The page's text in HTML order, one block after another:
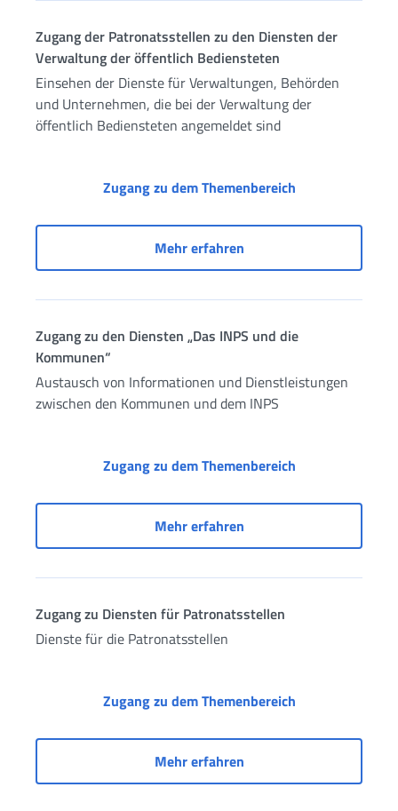
Zugang der Patronatsstellen zu den Diensten der
Verwaltung der öffentlich Bediensteten
Einsehen der Dienste für Verwaltungen, Behörden
und Unternehmen, die bei der Verwaltung der
öffentlich Bediensteten angemeldet sind
Zugang zu dem ThemenbereichZugang der
Mehr erfahrenZugang der
Zugang zu den Diensten „Das INPS und die
Kommunen“
Austausch von Informationen und Dienstleistungen
zwischen den Kommunen und dem INPS
Zugang zu dem ThemenbereichZugang zu den
Mehr erfahrenZugang zu den Diensten
Zugang zu Diensten für Patronatsstellen
Dienste für die Patronatsstellen
Zugang zu dem ThemenbereichZugang zu
Mehr erfahrenZugang zu Diensten für